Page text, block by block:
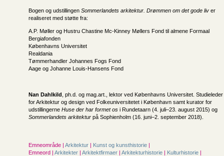
Bogen og udstillingen Sommerlandets arkitektur. Drømmen om det gode liv er
realiseret med støtte fra:
A.P. Møller og Hustru Chastine Mc-Kinney Møllers Fond til almene Formaal
Bergiafonden
Københavns Universitet
Realdania
Tømmerhandler Johannes Fogs Fond
Aage og Johanne Louis-Hansens Fond
Nan Dahlkild , ph.d. og mag.art., lektor ved Københavns Universitet. Studieleder
for Arkitektur og design ved Folkeuniversitetet i København samt kurator for
udstillingerne Huse der har formet os i Rundetaarn (4. juli–23. august 2015) og
Sommerlandets arkitektur på Sophienholm (16. juni–2. september 2018).
Emneområde | Arkitektur | Kunst og kunsthistorie |
Emneord | Arkitekter | Arkitektfirmaer | Arkitekturhistorie | Kulturhistorie |